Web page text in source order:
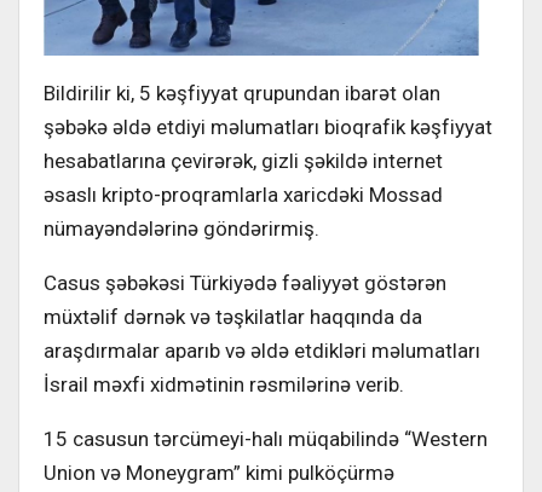
Bildirilir ki, 5 kəşfiyyat qrupundan ibarət olan
şəbəkə əldə etdiyi məlumatları bioqrafik kəşfiyyat
hesabatlarına çevirərək, gizli şəkildə internet
əsaslı kripto-proqramlarla xaricdəki Mossad
nümayəndələrinə göndərirmiş.
Casus şəbəkəsi Türkiyədə fəaliyyət göstərən
müxtəlif dərnək və təşkilatlar haqqında da
araşdırmalar aparıb və əldə etdikləri məlumatları
İsrail məxfi xidmətinin rəsmilərinə verib.
15 casusun tərcümeyi-halı müqabilində “Western
Union və Moneygram” kimi pulköçürmə